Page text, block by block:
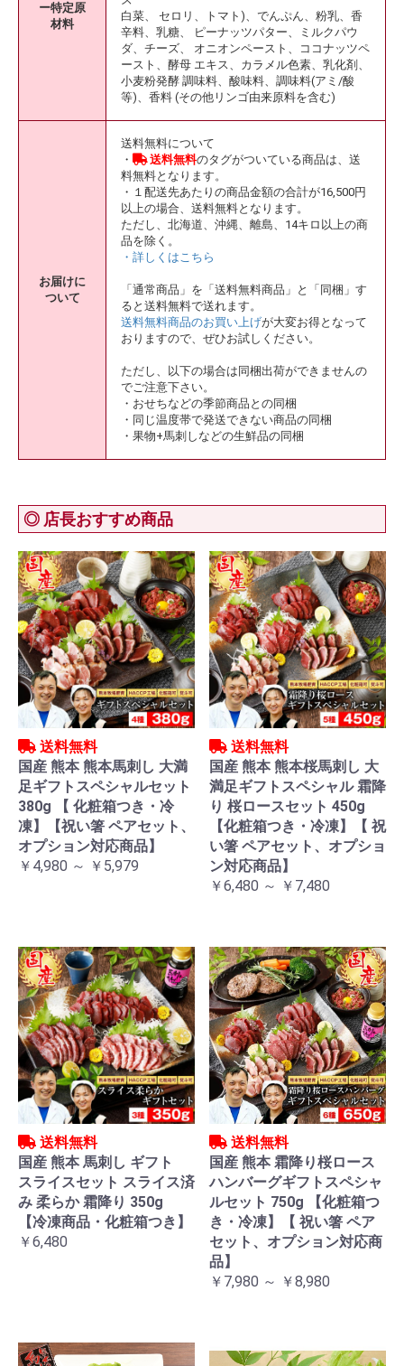
ー特定原
材料
白菜、 セロリ、トマト)、でんぷん、粉乳、香
辛料、乳糖、 ピーナッツパター、ミルクパウ
ダ、チーズ、 オニオンペースト、ココナッツペ
ースト、酵母 エキス、カラメル色素、乳化剤、
小麦粉発酵 調味料、酸味料、調味料(アミ/酸
等)、香料 (その他リンゴ由来原料を含む)
お届けに
ついて
送料無料について
・
送料無料のタグがついている商品は、送
料無料となります。
・１配送先あたりの商品金額の合計が16,500円
以上の場合、送料無料となります。
ただし、北海道、沖縄、離島、14キロ以上の商
品を除く。
・詳しくはこちら
「通常商品」を「送料無料商品」と「同梱」す
ると送料無料で送れます。
送料無料商品のお買い上げが大変お得となって
おりますので、ぜひお試しください。
ただし、以下の場合は同梱出荷ができませんの
でご注意下さい。
・おせちなどの季節商品との同梱
・同じ温度帯で発送できない商品の同梱
・果物+馬刺しなどの生鮮品の同梱
◎ 店長おすすめ商品
送料無料
国産 熊本 熊本馬刺し 大満
足ギフトスペシャルセット
380g 【 化粧箱つき・冷
凍】【祝い箸 ペアセット、
オプション対応商品】
￥4,980 ～ ￥5,979
送料無料
国産 熊本 熊本桜馬刺し 大
満足ギフトスペシャル 霜降
り 桜ロースセット 450g
【化粧箱つき・冷凍】【 祝
い箸 ペアセット、オプショ
ン対応商品】
￥6,480 ～ ￥7,480
送料無料
国産 熊本 馬刺し ギフト
スライスセット スライス済
み 柔らか 霜降り 350g
【冷凍商品・化粧箱つき】
￥6,480
送料無料
国産 熊本 霜降り桜ロース
ハンバーグギフトスペシャ
ルセット 750g 【化粧箱つ
き・冷凍】【 祝い箸 ペア
セット、オプション対応商
品】
￥7,980 ～ ￥8,980